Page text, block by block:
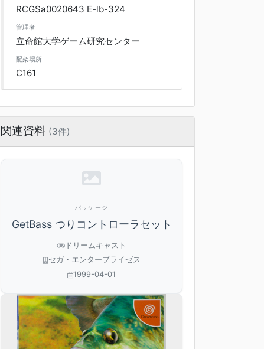
RCGSa0020643 E-lb-324
管理者
立命館大学ゲーム研究センター
配架場所
C161
関連資料 (3件)
パッケージ
GetBass つりコントローラセット
ドリームキャスト
セガ・エンタープライゼス
1999-04-01